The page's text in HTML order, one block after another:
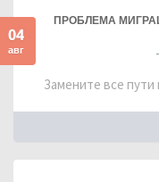
04
авг
ПРОБЛЕМА
Замените все